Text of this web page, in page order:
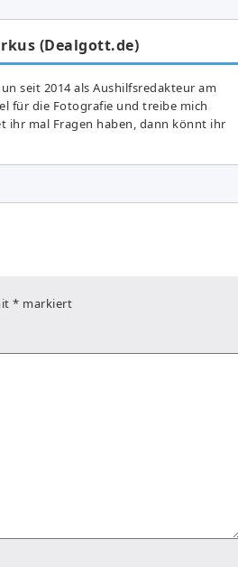
(Dealgott.de)
seit 2014 als Aushilfsredakteur am
für die Fotografie und treibe mich
ihr mal Fragen haben, dann könnt ihr
* markiert